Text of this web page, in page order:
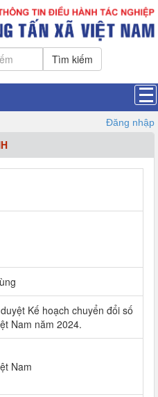
Tìm kiếm
Đăng nhập
Kế hoạch chuyển đổi số
Nam năm 2024.
Nam